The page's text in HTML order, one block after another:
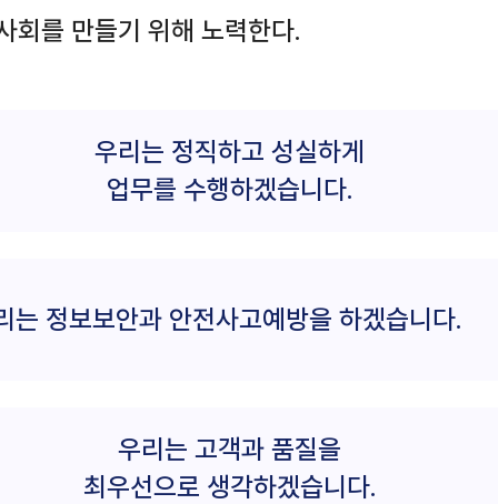
회를 만들기 위해 노력한다.
우리는 정직하고 성실하게
업무를 수행하겠습니다.
는 정보보안과 안전사고예방을 하겠습니다.
우리는 고객과 품질을
최우선으로 생각하겠습니다.